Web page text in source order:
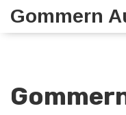
Gommern